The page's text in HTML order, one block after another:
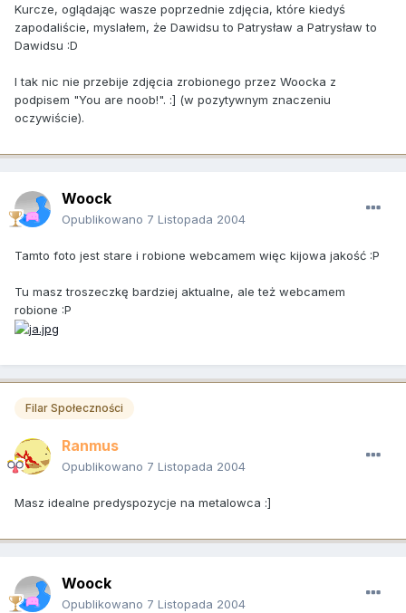
Kurcze, oglądając wasze poprzednie zdjęcia, które kiedyś
zapodaliście, myslałem, że Dawidsu to Patrysław a Patrysław to
Dawidsu :D
I tak nic nie przebije zdjęcia zrobionego przez Woocka z
podpisem "You are noob!". :] (w pozytywnym znaczeniu
oczywiście).
Woock
Opublikowano 7 Listopada 2004
Tamto foto jest stare i robione webcamem więc kijowa jakość :P
Tu masz troszeczkę bardziej aktualne, ale też webcamem
robione :P
Filar Społeczności
Ranmus
Opublikowano 7 Listopada 2004
Masz idealne predyspozycje na metalowca :]
Woock
Opublikowano 7 Listopada 2004